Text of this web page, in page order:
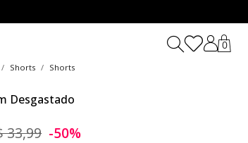
0
Shorts Shorts
Desgastado
33,99 -50%